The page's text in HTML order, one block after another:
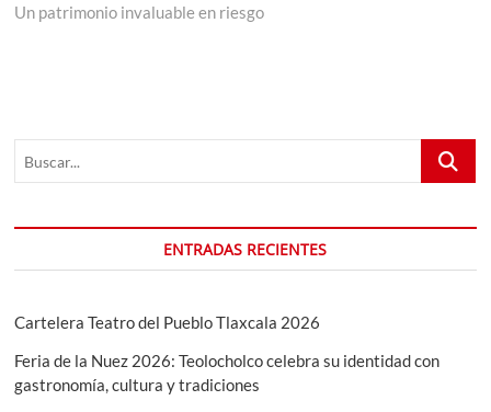
Un patrimonio invaluable en riesgo
Buscar...
ENTRADAS RECIENTES
Cartelera Teatro del Pueblo Tlaxcala 2026
Feria de la Nuez 2026: Teolocholco celebra su identidad con
gastronomía, cultura y tradiciones